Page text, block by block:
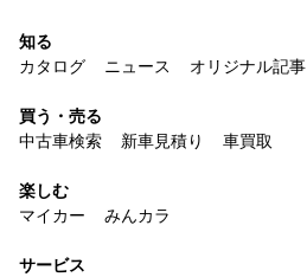
知る
カタログ
ニュース オリジナル記事
買う・売る
中古車検索
新車見積り 車買取
楽しむ
マイカー
みんカラ
サービス